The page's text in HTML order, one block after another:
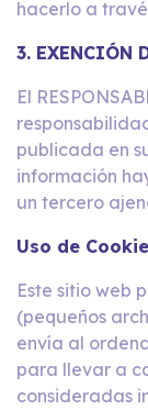
hacerlo a
3. EXENCIÓN
El
publicada en
información
un tercero
Uso de
Este sitio web
(pequeños
envía al
para llevar a
consideradas